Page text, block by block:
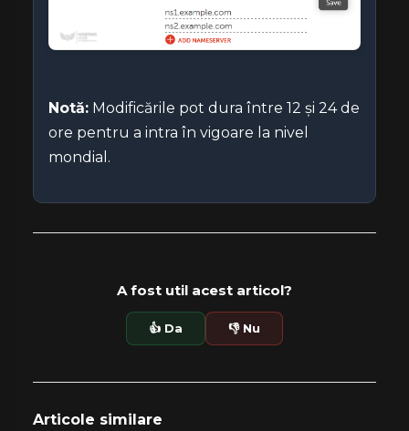
Notă: Modificările pot dura între 12 și 24 de
ore pentru a intra în vigoare la nivel
mondial.
A fost util acest articol?
👍 Da 👎 Nu
Articole similare